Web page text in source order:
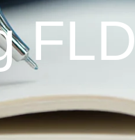
FLD